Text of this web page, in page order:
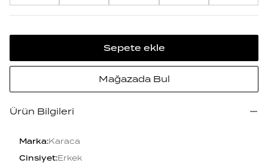
Sepete ekle
Mağazada Bul
Ürün Bilgileri
Marka:Karaca
Cinsiyet:Erkek